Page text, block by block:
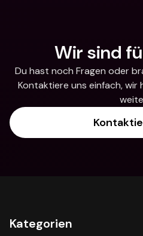
Wir sind
Du hast noch Fragen oder
Kontaktiere uns einfach, wir
Kategorien